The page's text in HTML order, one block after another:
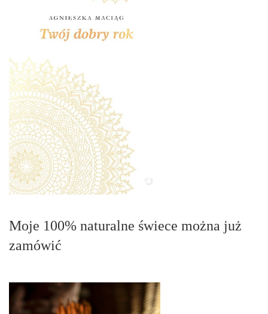
Moje 100% naturalne świece można już
zamówić